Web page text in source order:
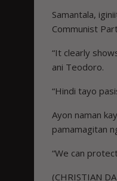
Samantala,
Communist
“It clearly
ani Teodoro.
“Hindi tayo
Ayon naman
pamamagitan
“We can
(CHRISTIAN